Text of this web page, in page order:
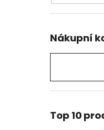
Nákupní
Top 10